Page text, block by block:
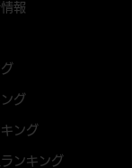
報
グ
ング
ンキング